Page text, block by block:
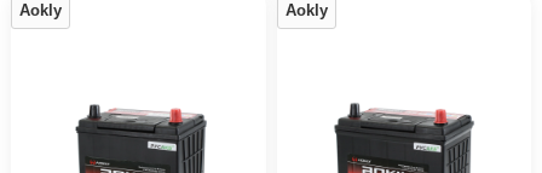
IV Рестайлинг (2015-2020) V (2018-н.в.)
Aokly Aokly